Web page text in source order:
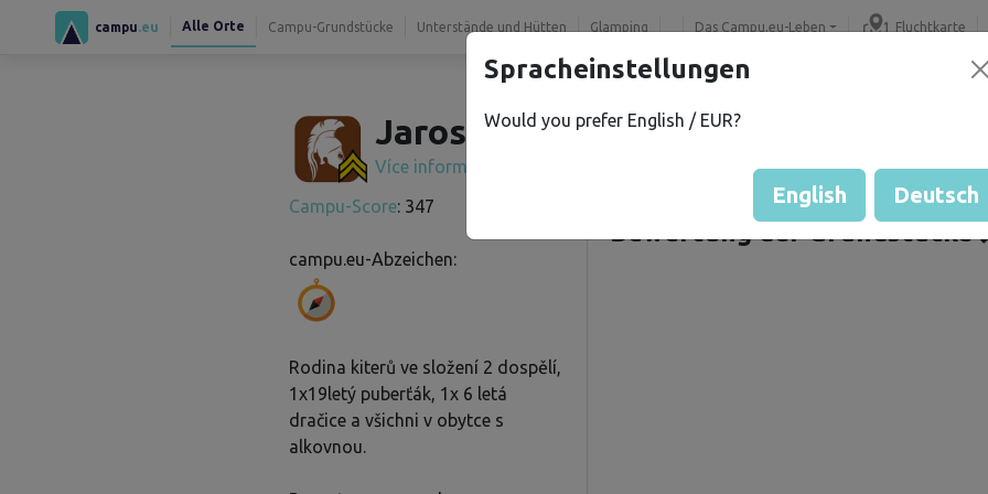
campu .eu Alle Orte Campu-Grundstücke Unterstände und Hütten Glamping Das Campu.eu-Leben Fluchtkarte
Jaroslav T.
Více informací
Campu-Score: 347
campu.eu-Abzeichen:
Rodina kiterů ve složení 2 dospělí,
1x19letý puberťák, 1x 6 letá
dračice a všichni v obytce s
alkovnou.
Gästebewertung durch
Bewertung der Grundstücke
Spracheinstellungen
Would you prefer English / EUR?
English Deutsch